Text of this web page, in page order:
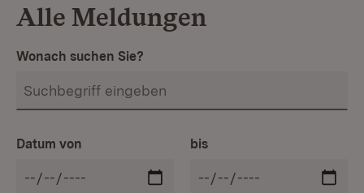
Alle Meldungen
Wonach suchen Sie?
Datum von bis